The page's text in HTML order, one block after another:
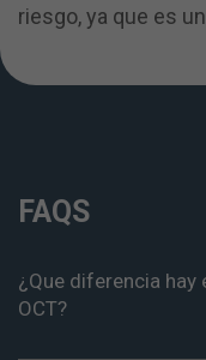
riesgo, ya que es
FAQS
¿Que diferencia
OCT?